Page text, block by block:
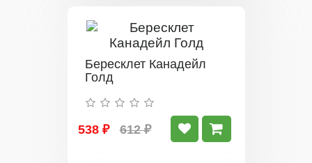
Бересклет Канадейл
Голд
538 ₽ 612 ₽